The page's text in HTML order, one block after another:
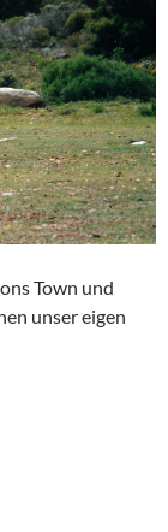
Town und
unser eigen